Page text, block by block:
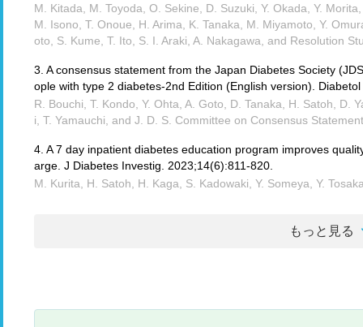
M. Kitada, M. Toyoda, O. Sekine, D. Suzuki, Y. Okada, Y.
M. Isono, T. Onoue, H. Arima, K. Tanaka, M. Miyamoto, Y.
oto, S. Kume, T. Ito, S. I. Araki, A. Nakagawa, and Resolution
3. A consensus statement from the Japan Diabetes Society
ople with type 2 diabetes-2nd Edition (English version).
R. Bouchi, T. Kondo, Y. Ohta, A. Goto, D. Tanaka, H. Satoh, D.
i, T. Yamauchi, and J. D. S. Committee on Consensus
4. A 7 day inpatient diabetes education program improves
arge. J Diabetes Investig. 2023;14(6):811-820.
M. Kurita, H. Satoh, H. Kaga, S. Kadowaki, Y. Someya, Y.
もっと見る